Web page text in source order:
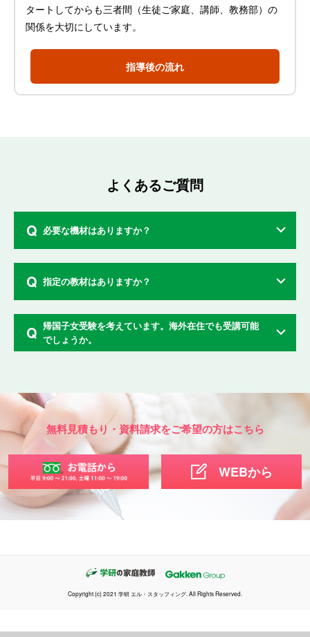
タートしてからも三者間（生徒ご家庭、講師、教務部）の
関係を大切にしています。
指導後の流れ
よくあるご質問
Q 必要な機材はありますか？
Q 指定の教材はありますか？
Q 帰国子女受験を考えています。海外在住でも受講可能
でしょうか。
無料見積もり・資料請求をご希望の方はこちら
WEBから
Copyright (c) 2021 学研 エル・スタッフィング. All Rights Reserved.